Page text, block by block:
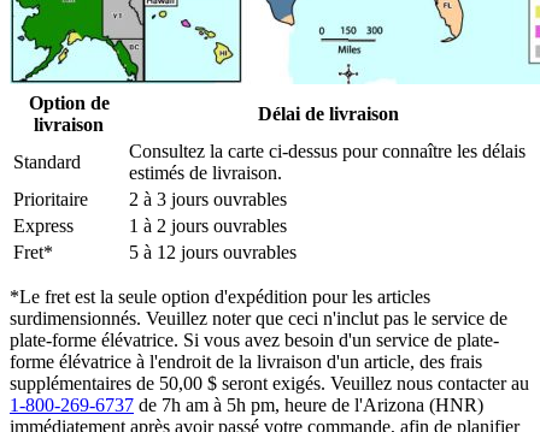
Option de
livraison
Délai de livraison
Standard
Consultez la carte ci-dessus pour connaître les délais
estimés de livraison.
Prioritaire
2 à 3 jours ouvrables
Express
1 à 2 jours ouvrables
Fret*
5 à 12 jours ouvrables
*Le fret est la seule option d'expédition pour les articles
surdimensionnés. Veuillez noter que ceci n'inclut pas le service de
plate-forme élévatrice. Si vous avez besoin d'un service de plate-
forme élévatrice à l'endroit de la livraison d'un article, des frais
supplémentaires de 50,00 $ seront exigés. Veuillez nous contacter au
1-800-269-6737 de 7h am à 5h pm, heure de l'Arizona (HNR)
immédiatement après avoir passé votre commande, afin de planifier